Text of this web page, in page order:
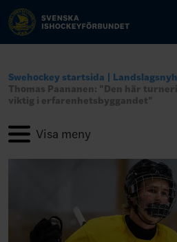
Swehockey startsida
Thomas Paananen: "Den här
viktig i erfarenhetsbyggandet"